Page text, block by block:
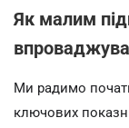
Як малим
Ми радимо
ключових